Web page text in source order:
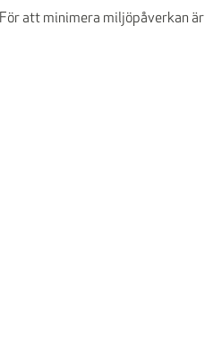
att minimera miljöpåverkan är